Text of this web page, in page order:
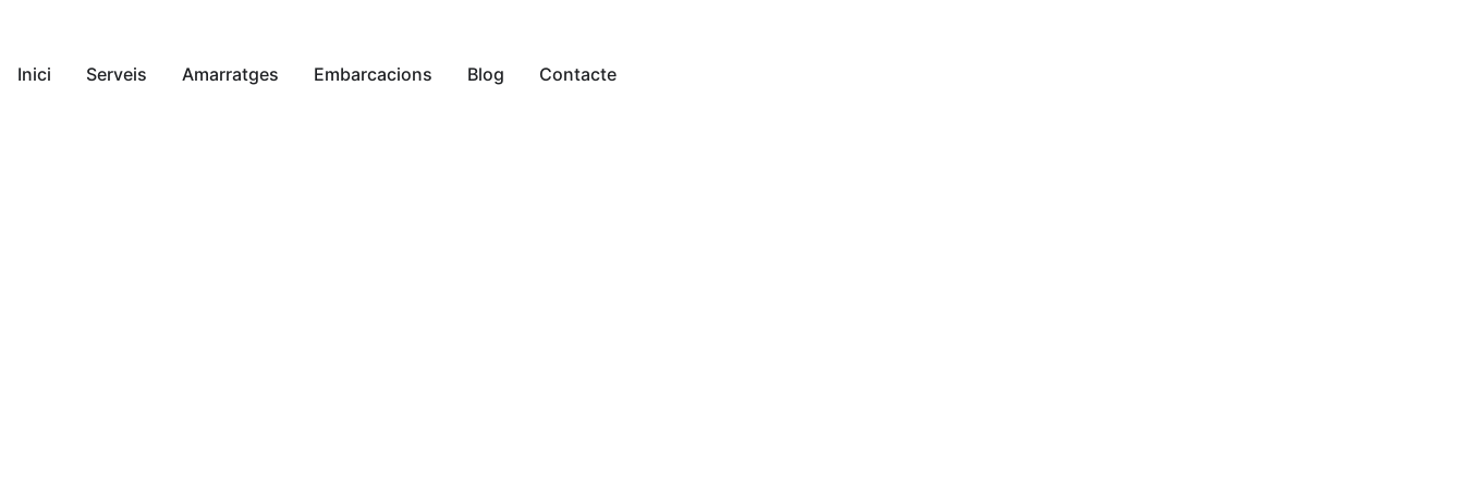
Inici Serveis Amarratges Embarcacions Blog Contacte